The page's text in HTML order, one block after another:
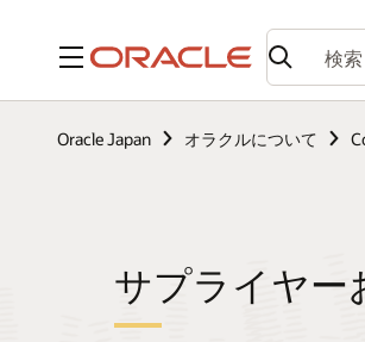
メニュー
Oracle Japan オラクルについて
サプライヤー